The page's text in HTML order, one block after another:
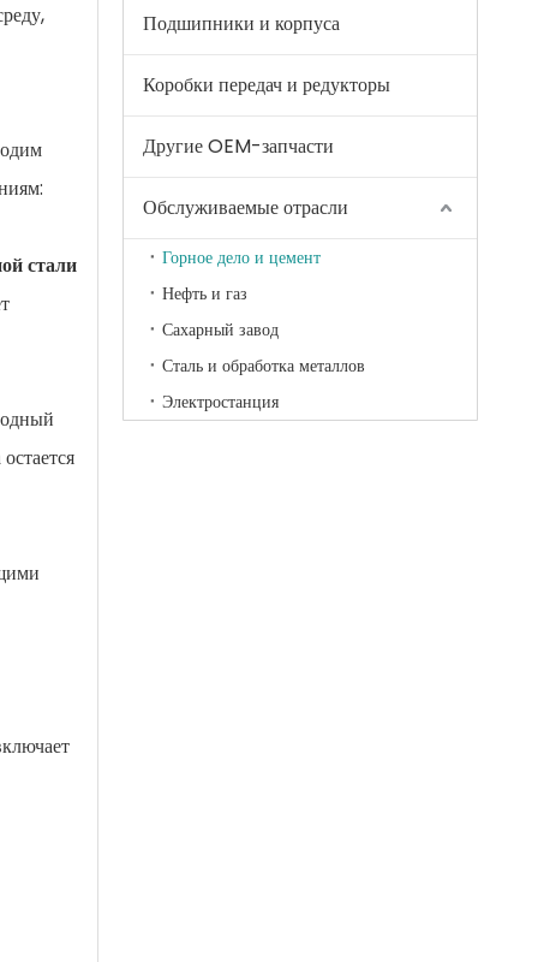
стали
Подшипники и корпуса
Коробки передач и редукторы
Другие OEM-запчасти
Обслуживаемые отрасли
Горное дело и цемент
Нефть и газ
Сахарный завод
Сталь и обработка металлов
Электростанция